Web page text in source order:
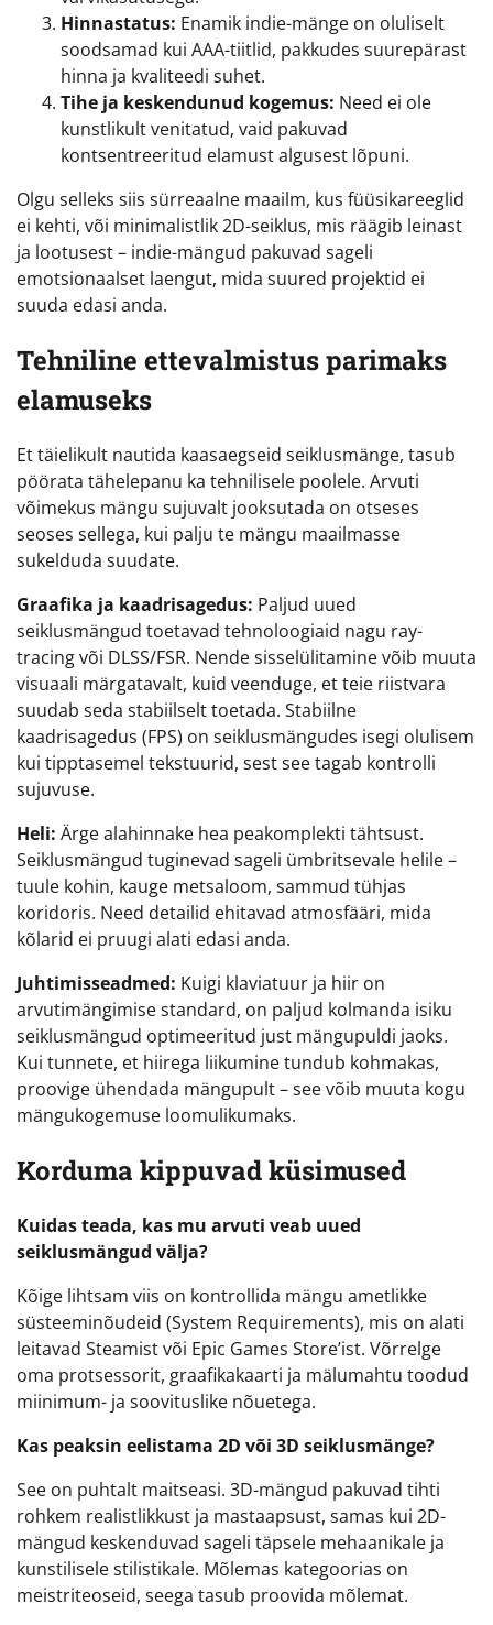
Hinnastatus: Enamik indie-mänge on oluliselt
soodsamad kui AAA-tiitlid, pakkudes suurepärast
hinna ja kvaliteedi suhet.
Tihe ja keskendunud kogemus: Need ei ole
kunstlikult venitatud, vaid pakuvad
kontsentreeritud elamust algusest lõpuni.
Olgu selleks siis sürreaalne maailm, kus füüsikareeglid
ei kehti, või minimalistlik 2D-seiklus, mis räägib leinast
ja lootusest – indie-mängud pakuvad sageli
emotsionaalset laengut, mida suured projektid ei
suuda edasi anda.
Tehniline ettevalmistus parimaks
elamuseks
Et täielikult nautida kaasaegseid seiklusmänge, tasub
pöörata tähelepanu ka tehnilisele poolele. Arvuti
võimekus mängu sujuvalt jooksutada on otseses
seoses sellega, kui palju te mängu maailmasse
sukelduda suudate.
Graafika ja kaadrisagedus: Paljud uued
seiklusmängud toetavad tehnoloogiaid nagu ray-
tracing või DLSS/FSR. Nende sisselülitamine võib muuta
visuaali märgatavalt, kuid veenduge, et teie riistvara
suudab seda stabiilselt toetada. Stabiilne
kaadrisagedus (FPS) on seiklusmängudes isegi olulisem
kui tipptasemel tekstuurid, sest see tagab kontrolli
sujuvuse.
Heli: Ärge alahinnake hea peakomplekti tähtsust.
Seiklusmängud tuginevad sageli ümbritsevale helile –
tuule kohin, kauge metsaloom, sammud tühjas
koridoris. Need detailid ehitavad atmosfääri, mida
kõlarid ei pruugi alati edasi anda.
Juhtimisseadmed: Kuigi klaviatuur ja hiir on
arvutimängimise standard, on paljud kolmanda isiku
seiklusmängud optimeeritud just mängupuldi jaoks.
Kui tunnete, et hiirega liikumine tundub kohmakas,
proovige ühendada mängupult – see võib muuta kogu
mängukogemuse loomulikumaks.
Korduma kippuvad küsimused
Kuidas teada, kas mu arvuti veab uued
seiklusmängud välja?
Kõige lihtsam viis on kontrollida mängu ametlikke
süsteeminõudeid (System Requirements), mis on alati
leitavad Steamist või Epic Games Store’ist. Võrrelge
oma protsessorit, graafikakaarti ja mälumahtu toodud
miinimum- ja soovituslike nõuetega.
Kas peaksin eelistama 2D või 3D seiklusmänge?
See on puhtalt maitseasi. 3D-mängud pakuvad tihti
rohkem realistlikkust ja mastaapsust, samas kui 2D-
mängud keskenduvad sageli täpsele mehaanikale ja
kunstilisele stilistikale. Mõlemas kategoorias on
meistriteoseid, seega tasub proovida mõlemat.